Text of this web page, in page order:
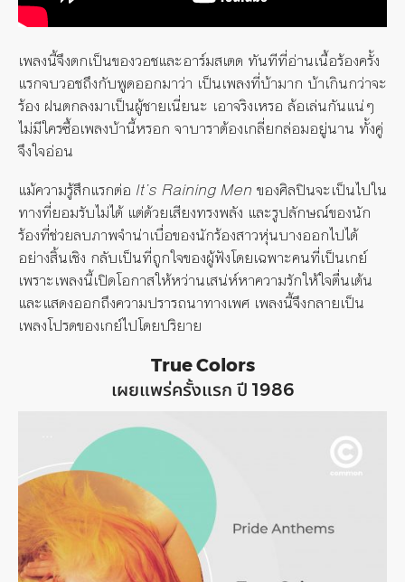
เพลงนี้จึงตกเป็นของวอชและอาร์มสเตด ทันทีที่อ่านเนื้อร้องครั้ง
แรกจบวอชถึงกับพูดออกมาว่า เป็นเพลงที่บ้ามาก บ้าเกินกว่าจะ
ร้อง ฝนตกลงมาเป็นผู้ชายเนี่ยนะ เอาจริงเหรอ ล้อเล่นกันแน่ๆ
ไม่มีใครซื้อเพลงบ้านี้หรอก จาบาราต้องเกลี่ยกล่อมอยู่นาน ทั้งคู่
จึงใจอ่อน
แม้ความรู้สึกแรกต่อ It’s Raining Men ของศิลปินจะเป็นไปใน
ทางที่ยอมรับไม่ได้ แต่ด้วยเสียงทรงพลัง และรูปลักษณ์ของนัก
ร้องที่ช่วยลบภาพจำน่าเบื่อของนักร้องสาวหุ่นบางออกไปได้
อย่างสิ้นเชิง กลับเป็นที่ถูกใจของผู้ฟังโดยเฉพาะคนที่เป็นเกย์
เพราะเพลงนี้เปิดโอกาสให้หว่านเสน่ห์หาความรักให้ใจตื่นเต้น
และแสดงออกถึงความปรารถนาทางเพศ เพลงนี้จึงกลายเป็น
เพลงโปรดของเกย์ไปโดยปริยาย
True Colors
เผยแพร่ครั้งแรก ปี 1986